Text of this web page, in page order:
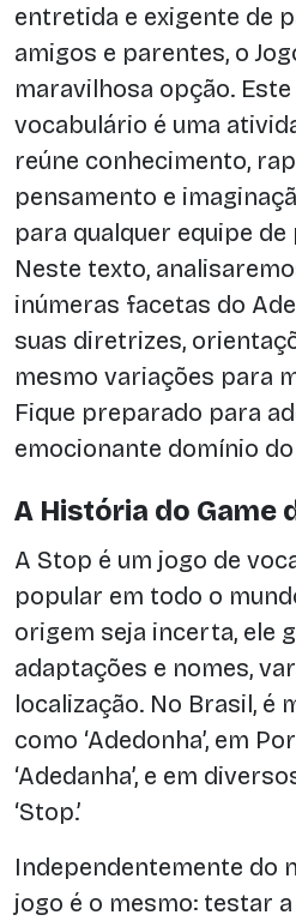
entretida e exigente de
amigos e parentes, o
maravilhosa opção.
vocabulário é uma
reúne conhecimento,
pensamento e
para qualquer equipe
Neste texto,
inúmeras facetas do
suas diretrizes,
mesmo variações para
Fique preparado para
emocionante domínio
A História do Game
A Stop é um jogo de
popular em todo o
origem seja incerta, ele
adaptações e nomes,
localização. No Brasil, é
como ‘Adedonha’, em
‘Adedanha’, e em
‘Stop.’
Independentemente do
jogo é o mesmo: testar